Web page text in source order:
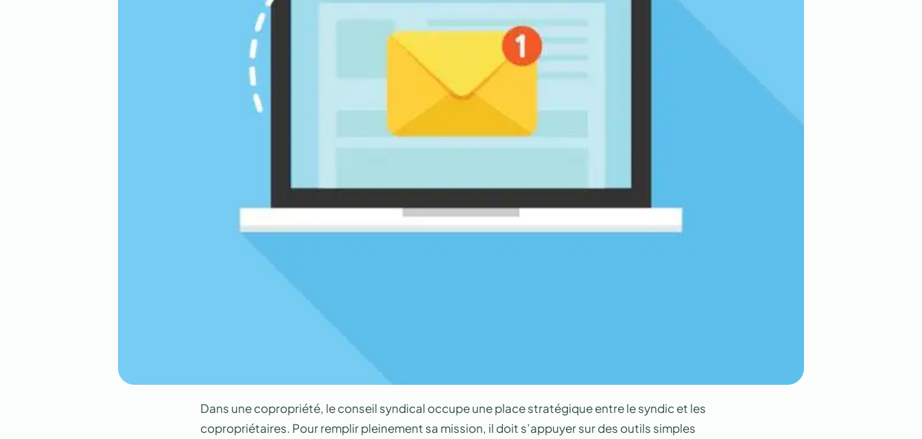
Dans une copropriété, le conseil syndical occupe une place stratégique entre le syndic et les
copropriétaires. Pour remplir pleinement sa mission, il doit s’appuyer sur des outils simples